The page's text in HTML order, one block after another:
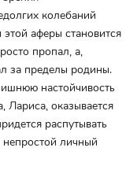
колебаний
аферы становится
пропал, а,
за пределы родины.
настойчивость
Лариса, оказывается
распутывать
личный